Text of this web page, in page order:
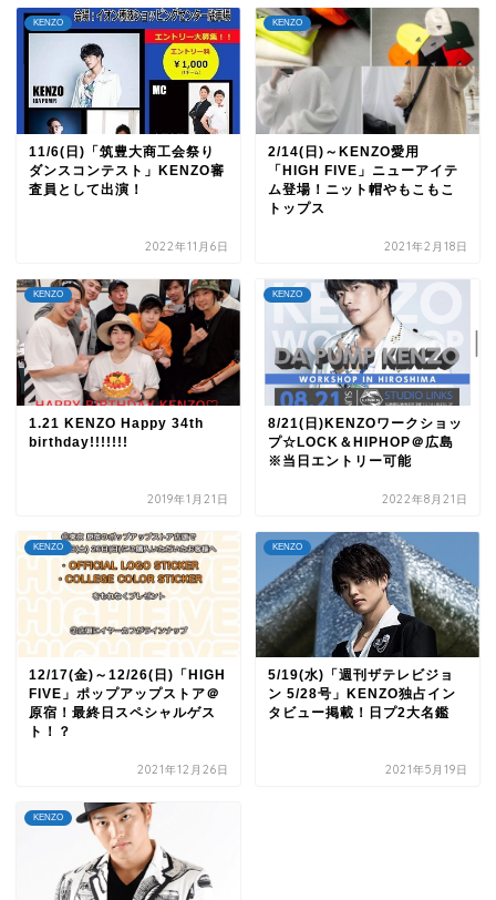
KENZO
11/6(日)「筑豊大商工会祭り
ダンスコンテスト」KENZO審
査員として出演！
2022年11月6日
KENZO
2/14(日)～KENZO愛用
「HIGH FIVE」ニューアイテ
ム登場！ニット帽やもこもこ
トップス
2021年2月18日
KENZO
1.21 KENZO Happy 34th
birthday!!!!!!!
2019年1月21日
KENZO
8/21(日)KENZOワークショッ
プ☆LOCK＆HIPHOP＠広島
※当日エントリー可能
2022年8月21日
KENZO
12/17(金)～12/26(日)「HIGH
FIVE」ポップアップストア＠
原宿！最終日スペシャルゲス
ト！？
2021年12月26日
KENZO
5/19(水)「週刊ザテレビジョ
ン 5/28号」KENZO独占イン
タビュー掲載！日プ2大名鑑
2021年5月19日
KENZO